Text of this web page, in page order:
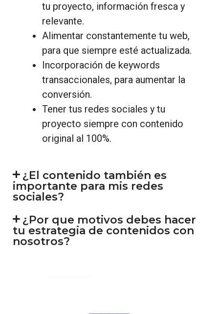
tu proyecto, información fresca y
relevante.
Alimentar constantemente tu web,
para que siempre esté actualizada.
Incorporación de keywords
transaccionales, para aumentar la
conversión.
Tener tus redes sociales y tu
proyecto siempre con contenido
original al 100%.
¿El contenido también es
importante para mis redes
sociales?
¿Por que motivos debes hacer
tu estrategia de contenidos con
nosotros?